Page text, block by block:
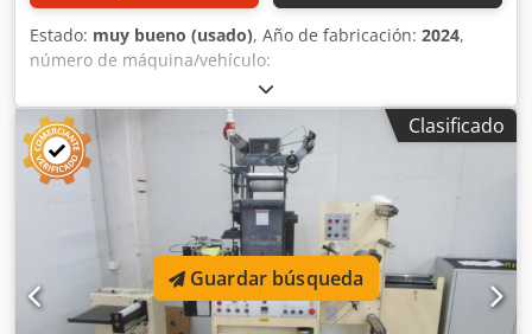
Estado: muy bueno (usado), Año de fabricación: 2024,
número de máquina/vehículo:
VP320C46009320240131V002, Rollo de papel máximo: 450
mm Ancho máximo del medio: 320 mm Rollo de etiquetas
máx.: 310 mm Longitud máxima de la etiqueta: 1200 mm
Grosor máximo del soporte: 0,3 mm Datos técnicos
Velocidad: máx. 7,3 m/min Proceso de impresión:
tecnología de tóner LED CMYK Procesador de impresión:
933MHz, 2GB, RAM 2G HDD 40G; Tiempo de calentamiento:
menos de 28 segundos. Interfaz: TCP/IP Ancho de banda:
mín. 210 mm, máx. Ancho de impresión: máx. 304 mm
Longitud de impresión: máx. 1.200 mm Diámetro del rollo:
Clasificado
Guardar búsqueda